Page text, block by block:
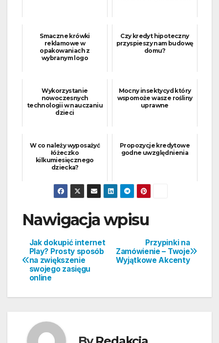
Smaczne krówki
reklamowe w
opakowaniach z
wybranym logo
Czy kredyt hipoteczny
przyspieszy nam budowę
domu?
Wykorzystanie
nowoczesnych
technologii w nauczaniu
dzieci
Mocny insektycyd który
wspomoże wasze rośliny
uprawne
W co należy wyposażyć
łóżeczko
kilkumiesięcznego
dziecka?
Propozycje kredytowe
godne uwzględnienia
Nawigacja wpisu
Przypinki na
Zamówienie – Twoje
Wyjątkowe Akcenty
Jak dokupić internet
Play? Prosty sposób
na zwiększenie
swojego zasięgu
online